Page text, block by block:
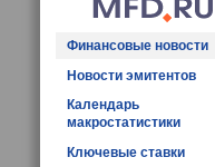
Финансовые новости
Новости эмитентов
Календарь
макростатистики
Ключевые ставки